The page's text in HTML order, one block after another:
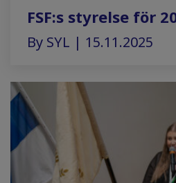
FSF:s styrelse för
By SYL | 15.11.2025